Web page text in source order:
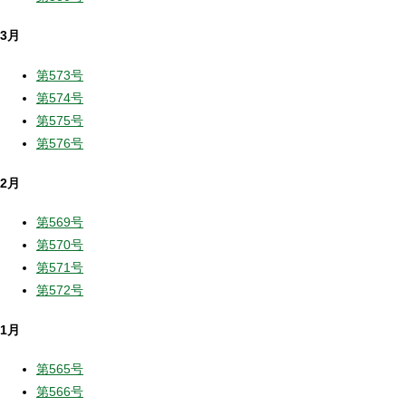
3月
第573号
第574号
第575号
第576号
2月
第569号
第570号
第571号
第572号
1月
第565号
第566号